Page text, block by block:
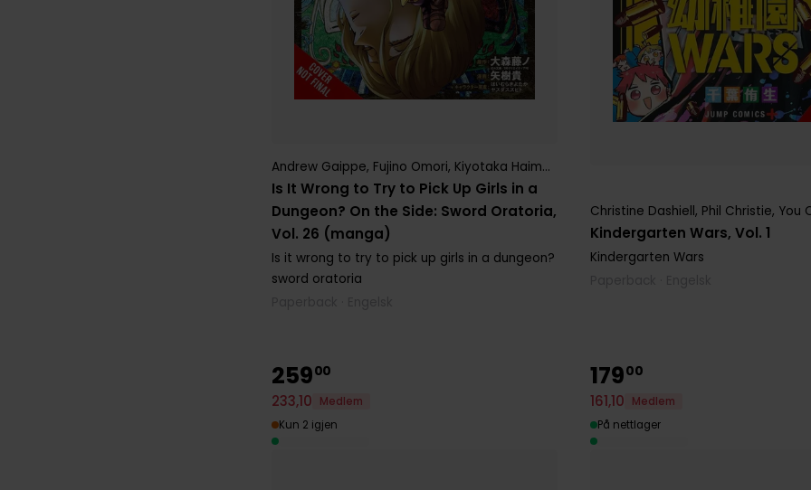
Is It Wrong to Try to Pick Up Girls in a
Dungeon? On the Side: Sword Oratoria,
Vol. 26 (manga)
Andrew Gaippe, Fujino Omori, Kiyotaka Haimura
Is it wrong to try to pick up girls in a dungeon?
sword oratoria
Kindergarten Wars, Vol. 1
Christine Dashiell, Phil Christie, You
Kindergarten Wars
25900
233,10
Medlem
Kun 2 igjen
17900
161,10
Medlem
På nettlager